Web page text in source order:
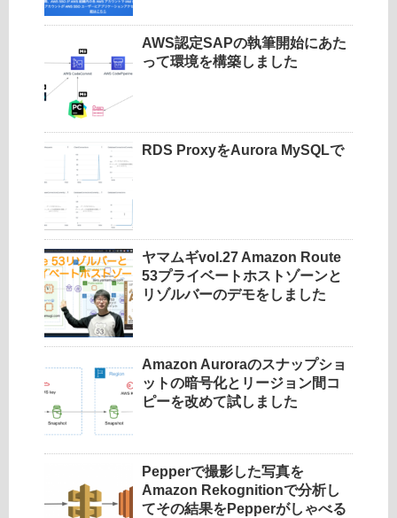
AWS認定SAPの執筆開始にあた
って環境を構築しました
RDS ProxyをAurora MySQLで
ヤマムギvol.27 Amazon Route
53プライベートホストゾーンと
リゾルバーのデモをしました
Amazon Auroraのスナップショ
ットの暗号化とリージョン間コ
ピーを改めて試しました
Pepperで撮影した写真を
Amazon Rekognitionで分析し
てその結果をPepperがしゃべる